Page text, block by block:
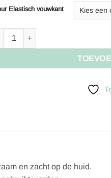
Elastisch vouwkant
en zacht op de huid.